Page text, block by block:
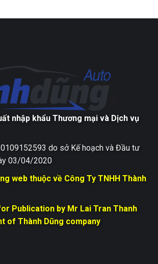
nhập khẩu Thương mại và Dịch vụ
do sở Kế hoạch và Đầu tư
03/04/2020
web thuộc về Công Ty TNHH Thành
Publication by Mr Lai Tran Thanh
of Thành Dũng company